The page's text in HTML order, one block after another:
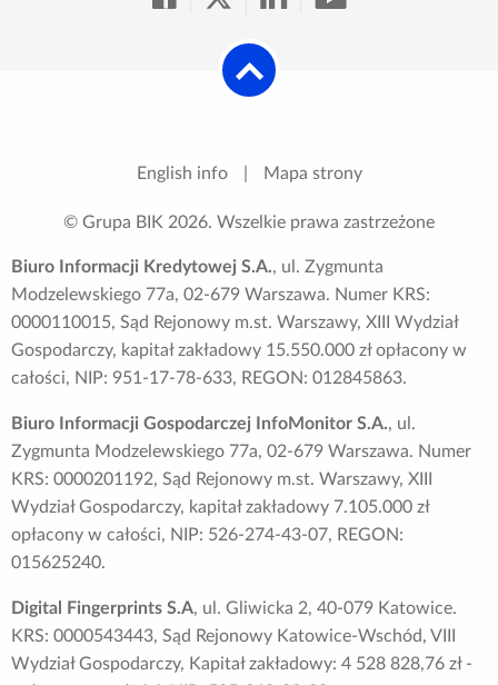
English info Mapa strony
© Grupa BIK 2026. Wszelkie prawa zastrzeżone
Biuro Informacji Kredytowej S.A., ul. Zygmunta
Modzelewskiego 77a, 02-679 Warszawa. Numer KRS:
0000110015, Sąd Rejonowy m.st. Warszawy, XIII Wydział
Gospodarczy, kapitał zakładowy 15.550.000 zł opłacony w
całości, NIP: 951-17-78-633, REGON: 012845863.
Biuro Informacji Gospodarczej InfoMonitor S.A., ul.
Zygmunta Modzelewskiego 77a, 02-679 Warszawa. Numer
KRS: 0000201192, Sąd Rejonowy m.st. Warszawy, XIII
Wydział Gospodarczy, kapitał zakładowy 7.105.000 zł
opłacony w całości, NIP: 526-274-43-07, REGON:
015625240.
Digital Fingerprints S.A, ul. Gliwicka 2, 40-079 Katowice.
KRS: 0000543443, Sąd Rejonowy Katowice-Wschód, VIII
Wydział Gospodarczy, Kapitał zakładowy: 4 528 828,76 zł -